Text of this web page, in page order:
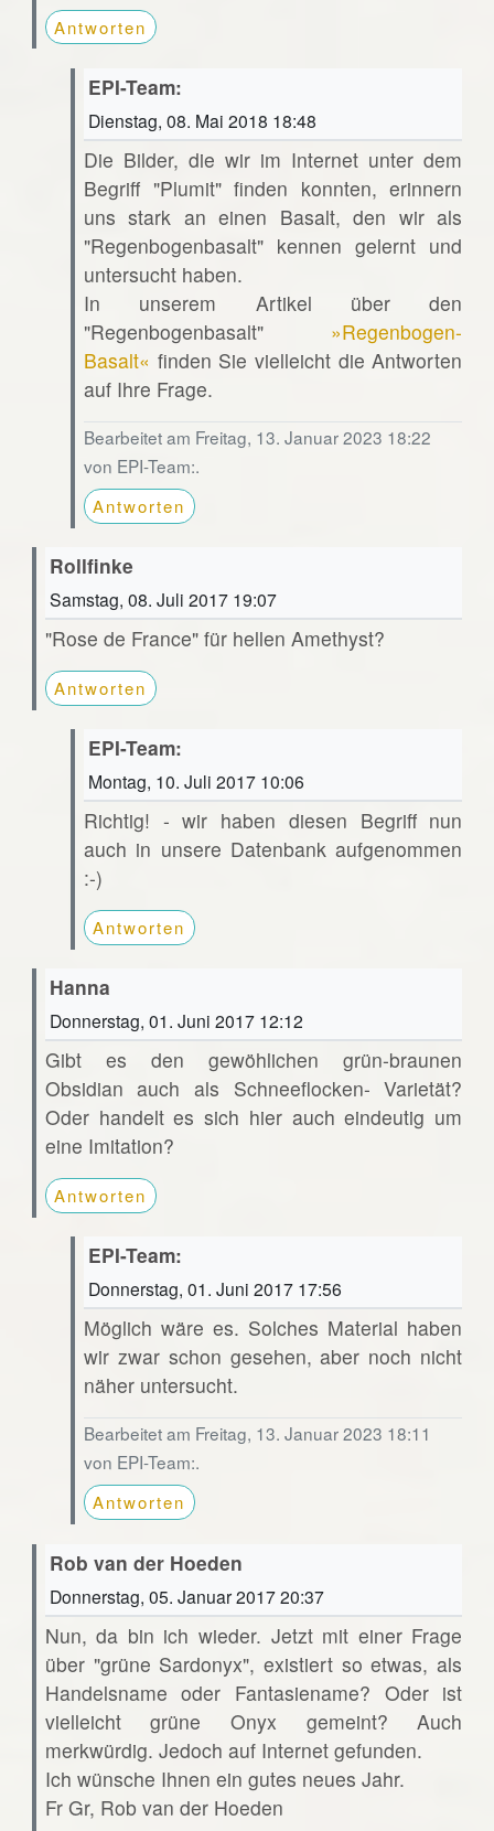
Antworten
EPI-Team:
Dienstag, 08. Mai 2018 18:48
Die Bilder, die wir im Internet unter dem
Begriff "Plumit" finden konnten, erinnern
uns stark an einen Basalt, den wir als
"Regenbogenbasalt" kennen gelernt und
untersucht haben.
In unserem Artikel über den
"Regenbogenbasalt" »Regenbogen-
Basalt« finden Sie vielleicht die Antworten
auf Ihre Frage.
Bearbeitet am Freitag, 13. Januar 2023 18:22
von EPI-Team:.
Antworten
Rollfinke
Samstag, 08. Juli 2017 19:07
"Rose de France" für hellen Amethyst?
Antworten
EPI-Team:
Montag, 10. Juli 2017 10:06
Richtig! - wir haben diesen Begriff nun
auch in unsere Datenbank aufgenommen
:-)
Antworten
Hanna
Donnerstag, 01. Juni 2017 12:12
Gibt es den gewöhlichen grün-braunen
Obsidian auch als Schneeflocken- Varietät?
Oder handelt es sich hier auch eindeutig um
eine Imitation?
Antworten
EPI-Team:
Donnerstag, 01. Juni 2017 17:56
Möglich wäre es. Solches Material haben
wir zwar schon gesehen, aber noch nicht
näher untersucht.
Bearbeitet am Freitag, 13. Januar 2023 18:11
von EPI-Team:.
Antworten
Rob van der Hoeden
Donnerstag, 05. Januar 2017 20:37
Nun, da bin ich wieder. Jetzt mit einer Frage
über "grüne Sardonyx", existiert so etwas, als
Handelsname oder Fantasiename? Oder ist
vielleicht grüne Onyx gemeint? Auch
merkwürdig. Jedoch auf Internet gefunden.
Ich wünsche Ihnen ein gutes neues Jahr.
Fr Gr, Rob van der Hoeden